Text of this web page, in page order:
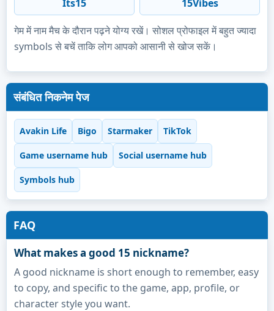
Its15 15Vibes
गेम में नाम मैच के दौरान पढ़ने योग्य रखें। सोशल प्रोफाइल में बहुत ज्यादा
symbols से बचें ताकि लोग आपको आसानी से खोज सकें।
संबंधित निकनेम पेज
Avakin Life Bigo Starmaker TikTok
Game username hub Social username hub
Symbols hub
FAQ
What makes a good 15 nickname?
A good nickname is short enough to remember, easy
to copy, and specific to the game, app, profile, or
character style you want.